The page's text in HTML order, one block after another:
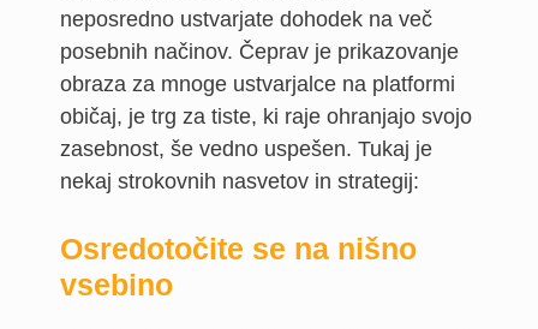
neposredno ustvarjate dohodek na več
posebnih načinov. Čeprav je prikazovanje
obraza za mnoge ustvarjalce na platformi
običaj, je trg za tiste, ki raje ohranjajo svojo
zasebnost, še vedno uspešen. Tukaj je
nekaj strokovnih nasvetov in strategij:
Osredotočite se na nišno
vsebino